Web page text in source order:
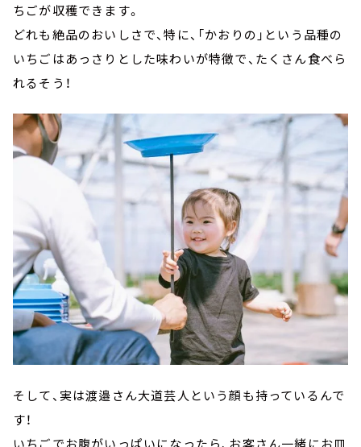
ちごが収穫できます。
どれも絶品のおいしさで、特に、「かおりの」という品種の
いちごはあっさりとした味わいが特徴で、たくさん食べら
れるそう！
そして、実は渡邉さん大道芸人という顔も持っているんで
す！
いちごでお腹がいっぱいになったら、お客さん一緒にお皿